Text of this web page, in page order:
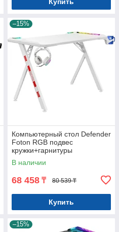
–15%
Компьютерный стол Defender
Foton RGB подвес
кружки+гарнитуры
В наличии
68 458 ₸ 80 539 ₸
Купить
–15%